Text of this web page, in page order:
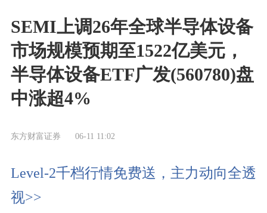
SEMI上调26年全球半导体设备
市场规模预期至1522亿美元，
半导体设备ETF广发(560780)盘
中涨超4%
东方财富证券 06-11 11:02
Level-2千档行情免费送，主力动向全透
视>>